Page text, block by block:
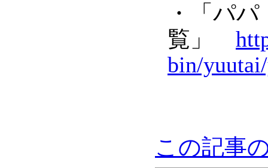
・「パ
覧」
bin/
この記事